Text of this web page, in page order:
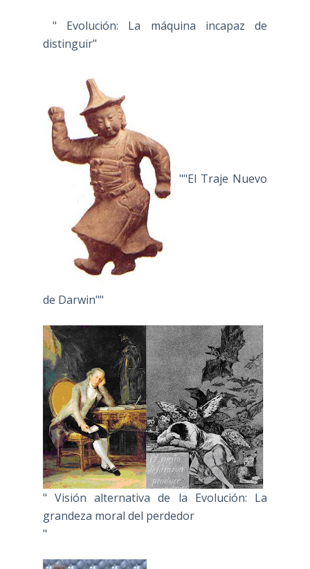
" Evolución: La máquina incapaz de
distinguir"
""El Traje Nuevo
de Darwin""
" Visión alternativa de la Evolución: La
grandeza moral del perdedor
"